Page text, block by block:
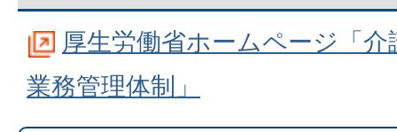
厚生労働省ホームページ「
業務管理体制」